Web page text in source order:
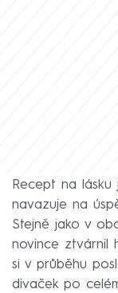
Recept na
navazuje na
Stejně jako v
novince ztvárnil
si v průběhu
divaček po